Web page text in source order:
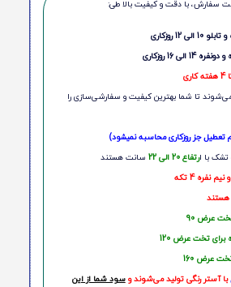
سفارش، با دقت و کیفیت بالا طی:
12 روزکاری
الی 16 روزکاری
می‌شوند تا شما بهترین کیفیت و سفارشی‌سازی را
تشک با ارتفاع 20 الی 22
سانت هستند
نفره 4 تکه
عرض 90
برای تخت عرض 120
عرض 160
با آستر رنگی تولید می‌شوند وسود شما از این